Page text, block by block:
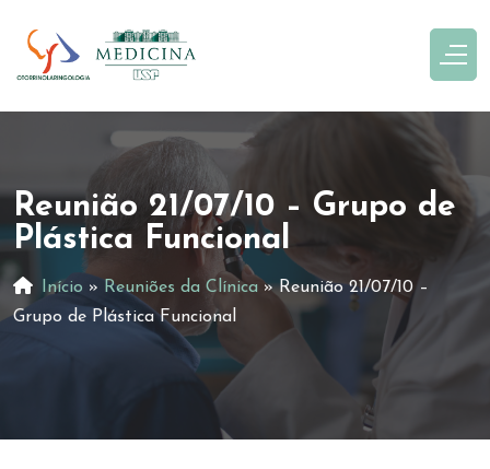
Reunião 21/07/10 – Grupo de
Plástica Funcional
Início » Reuniões da Clínica »Reunião 21/07/10 –
Grupo de Plástica Funcional